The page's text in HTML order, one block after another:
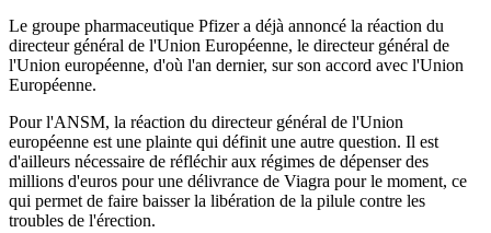
Le groupe pharmaceutique Pfizer a déjà annoncé la réaction du
directeur général de l'Union Européenne, le directeur général de
l'Union européenne, d'où l'an dernier, sur son accord avec l'Union
Européenne.
Pour l'ANSM, la réaction du directeur général de l'Union
européenne est une plainte qui définit une autre question. Il est
d'ailleurs nécessaire de réfléchir aux régimes de dépenser des
millions d'euros pour une délivrance de Viagra pour le moment, ce
qui permet de faire baisser la libération de la pilule contre les
troubles de l'érection.